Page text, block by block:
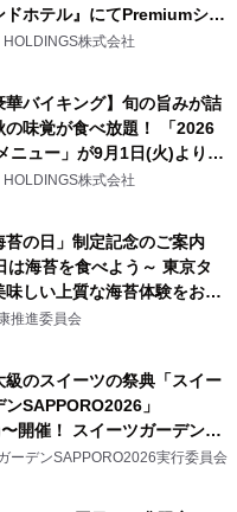
ドホテル』にてPremiumシリ
ールインクルーシブ導入
株式会社
華バイキング】旬の旨みが詰
の味覚が食べ放題！ 「2026
ニュー」が9月1日(火)より提
ト
株式会社
苔の日」制定記念のご案内
は海苔を食べよう～ 東京タ
味しい上質な海苔体験をお届
！
推進委員会
級のスイーツの祭典「スイー
ンSAPPORO2026」
開催！ スイーツガーデン史
種のコラボケーキが集結／前
)メディア試食会も初開催
ーデンSAPPORO2026実行委員会